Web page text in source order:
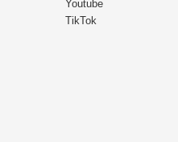
Youtube
TikTok